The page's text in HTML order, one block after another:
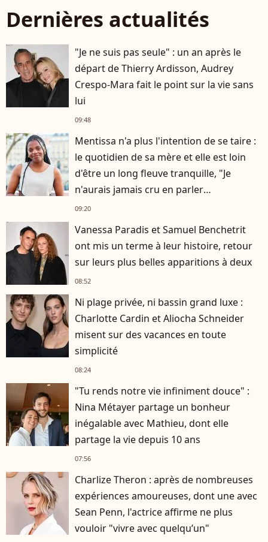
Dernières actualités
"Je ne suis pas seule" : un an après le
départ de Thierry Ardisson, Audrey
Crespo-Mara fait le point sur la vie sans
lui
09:48
Mentissa n'a plus l'intention de se taire :
le quotidien de sa mère et elle est loin
d'être un long fleuve tranquille, "Je
n'aurais jamais cru en parler
publiquement"
09:20
Vanessa Paradis et Samuel Benchetrit
ont mis un terme à leur histoire, retour
sur leurs plus belles apparitions à deux
08:52
Ni plage privée, ni bassin grand luxe :
Charlotte Cardin et Aliocha Schneider
misent sur des vacances en toute
simplicité
08:24
"Tu rends notre vie infiniment douce" :
Nina Métayer partage un bonheur
inégalable avec Mathieu, dont elle
partage la vie depuis 10 ans
07:56
Charlize Theron : après de nombreuses
expériences amoureuses, dont une avec
Sean Penn, l'actrice affirme ne plus
vouloir "vivre avec quelqu’un"